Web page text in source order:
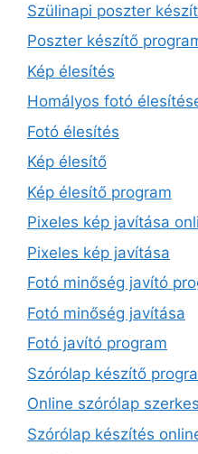
Szülinapi poszter
Poszter készítő
Kép élesítés
Homályos fotó
Fotó élesítés
Kép élesítő
Kép élesítő program
Pixeles kép javítása
Pixeles kép javítása
Fotó minőség javító
Fotó minőség javítása
Fotó javító program
Szórólap készítő
Online szórólap
Szórólap készítés